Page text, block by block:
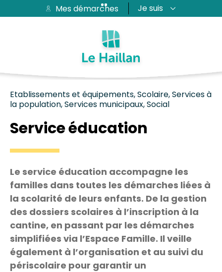
Aide et accessibilité
Passer au menu
Passer au contenuMes démarches Je suis
Etablissements et équipements, Scolaire, Services à
la population, Services municipaux, Social
Service éducation
Le service éducation accompagne les
familles dans toutes les démarches liées à
la scolarité de leurs enfants. De la gestion
des dossiers scolaires à l’inscription à la
cantine, en passant par les démarches
simplifiées via l’Espace Famille. Il veille
également à l’organisation et au suivi du
périscolaire pour garantir un